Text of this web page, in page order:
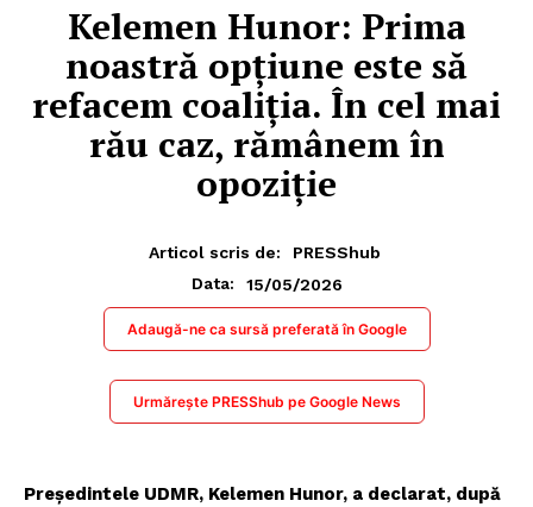
Kelemen Hunor: Prima
noastră opţiune este să
refacem coaliţia. În cel mai
rău caz, rămânem în
opoziţie
Articol scris de:
PRESShub
Data:
15/05/2026
Adaugă-ne ca sursă preferată în Google
Urmărește PRESShub pe Google News
Preşedintele UDMR, Kelemen Hunor, a declarat, după